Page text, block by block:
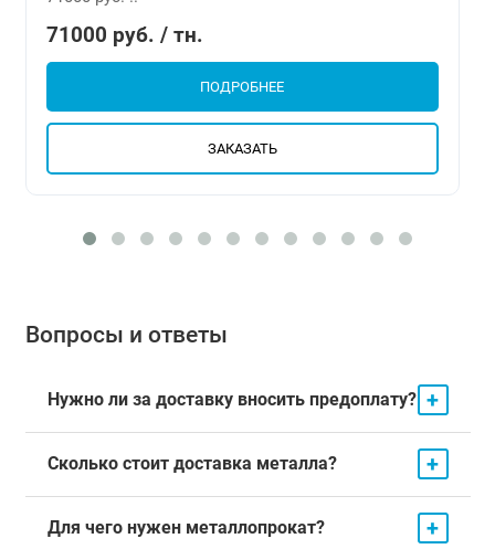
71000 руб. / тн.
ПОДРОБНЕЕ
ЗАКАЗАТЬ
Вопросы и ответы
Нужно ли за доставку вносить предоплату? +
Сколько стоит доставка металла? +
Для чего нужен металлопрокат? +